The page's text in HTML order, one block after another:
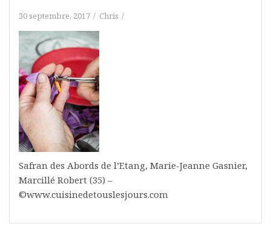
30 septembre, 2017 Chris
Safran des Abords de l’Etang, Marie-Jeanne Gasnier,
Marcillé Robert (35) –
©www.cuisinedetouslesjours.com